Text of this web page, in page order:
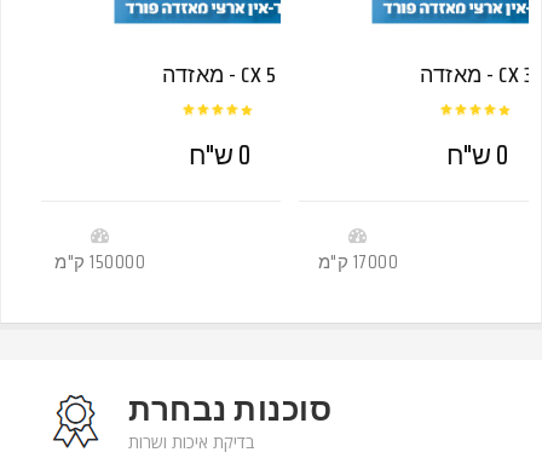
מאזדה - CX 5
0 ש"ח
150000 ק"מ 2016
מאזדה - CX 3
0 ש"ח
17000 ק"מ
סוכנות נבחרת
בדיקת איכות ושרות